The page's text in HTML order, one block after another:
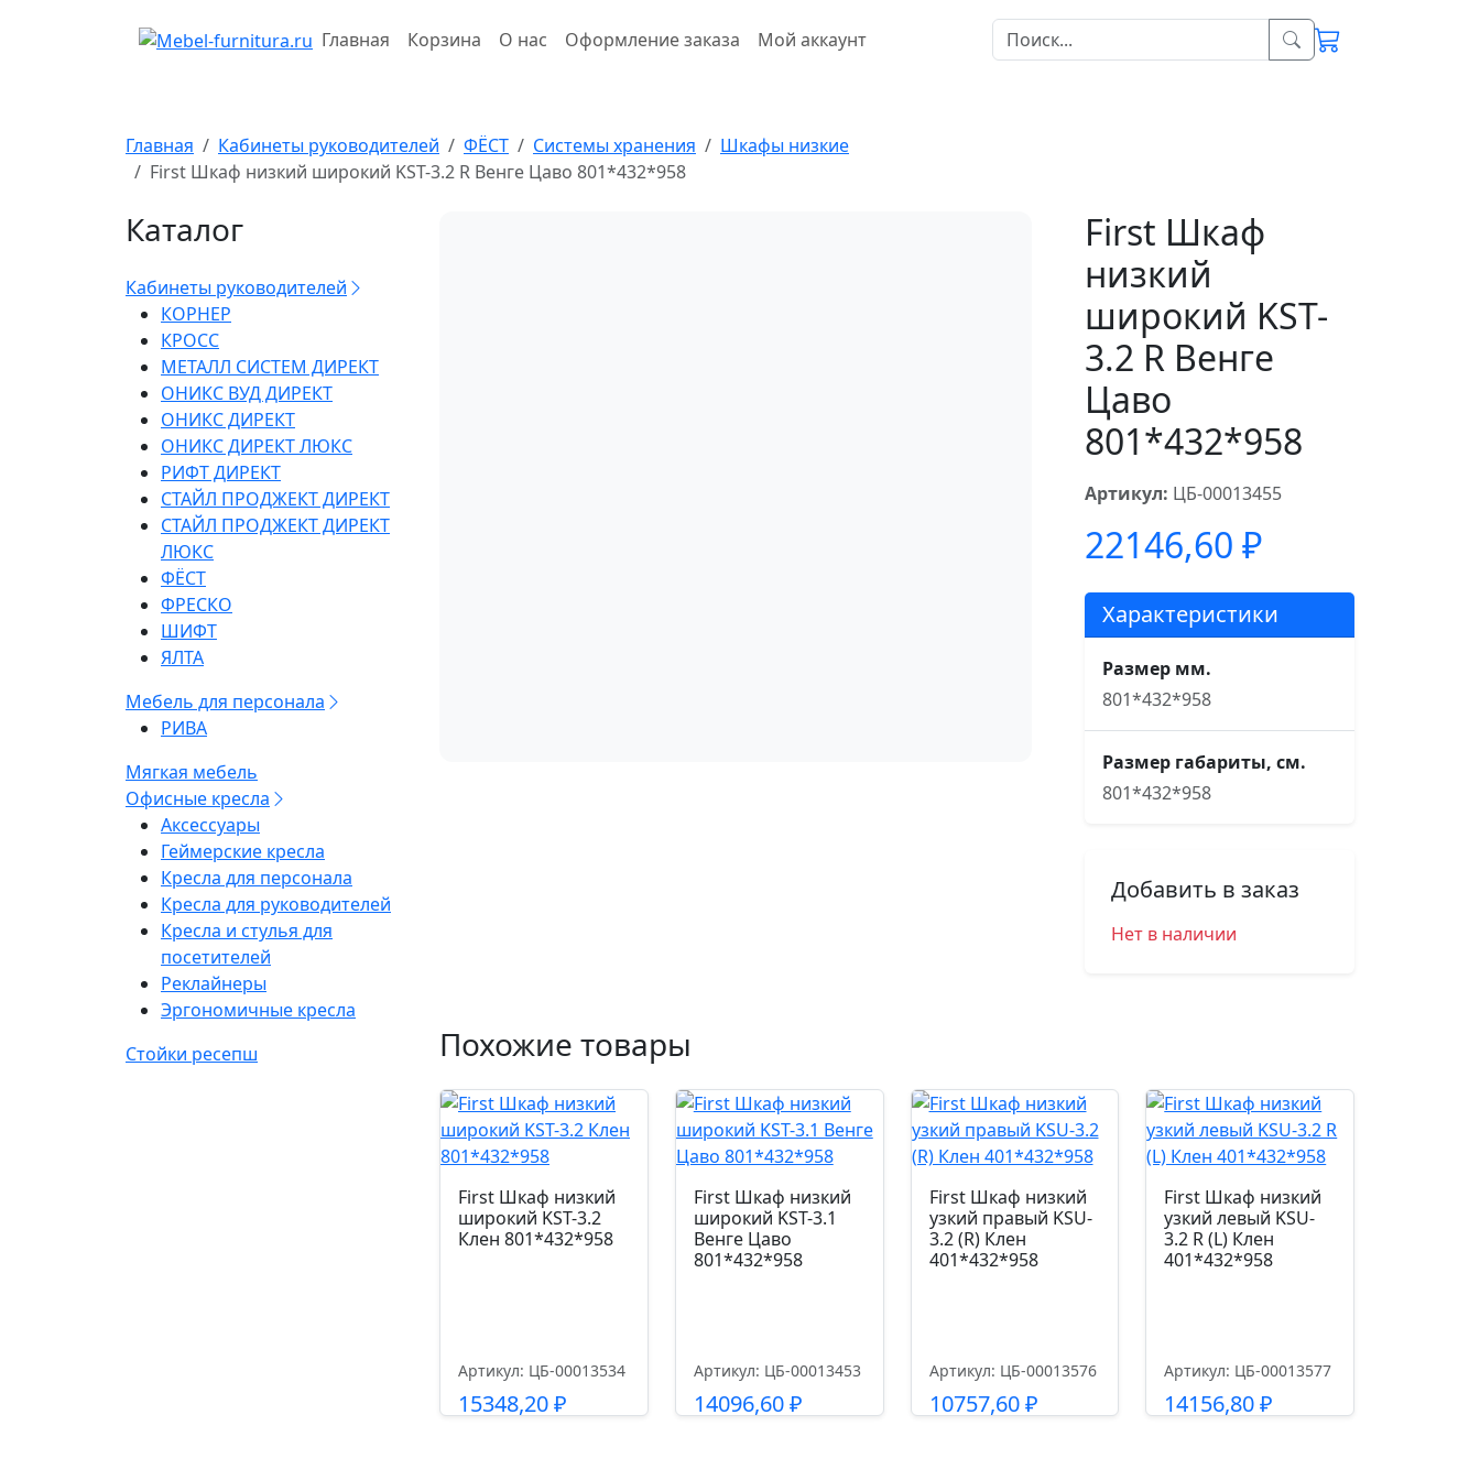
Главная Корзина О нас Оформление заказа Мой аккаунт
Главная Кабинеты руководителей ФЁСТ Системы хранения
Шкафы низкие
First Шкаф низкий широкий KST-3.2 R Венге Цаво 801*432*958
Каталог
Кабинеты руководителей
КОРНЕР
КРОСС
МЕТАЛЛ СИСТЕМ ДИРЕКТ
ОНИКС ВУД ДИРЕКТ
ОНИКС ДИРЕКТ
ОНИКС ДИРЕКТ ЛЮКС
РИФТ ДИРЕКТ
СТАЙЛ ПРОДЖЕКТ ДИРЕКТ
СТАЙЛ ПРОДЖЕКТ ДИРЕКТ
ЛЮКС
ФЁСТ
ФРЕСКО
ШИФТ
ЯЛТА
Мебель для персонала
РИВА
Мягкая мебель
Офисные кресла
Аксессуары
Геймерские кресла
Кресла для персонала
Кресла для руководителей
Кресла и стулья для
посетителей
Реклайнеры
Эргономичные кресла
Стойки ресепш
First Шкаф
низкий
широкий KST-
3.2 R Венге
Цаво
801*432*958
Артикул: ЦБ-00013455
22146,60 ₽
Характеристики
Размер мм.
801*432*958
Размер габариты, см.
801*432*958
Добавить в заказ
Нет в наличии
Похожие товары
First Шкаф низкий
широкий KST-3.2
Клен 801*432*958
Артикул: ЦБ-00013534
15348,20₽
First Шкаф низкий
широкий KST-3.1
Венге Цаво
801*432*958
Артикул: ЦБ-00013453
14096,60₽
First Шкаф низкий
узкий правый KSU-
3.2 (R) Клен
401*432*958
Артикул: ЦБ-00013576
10757,60₽
First Шкаф низкий
узкий левый KSU-
3.2 R (L) Клен
401*432*958
Артикул: ЦБ-00013577
14156,80₽